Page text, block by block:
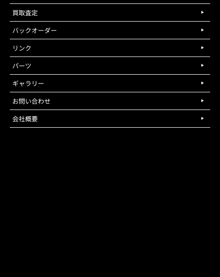
買取査定
バックオーダー
リンク
パーツ
ギャラリー
お問い合わせ
会社概要